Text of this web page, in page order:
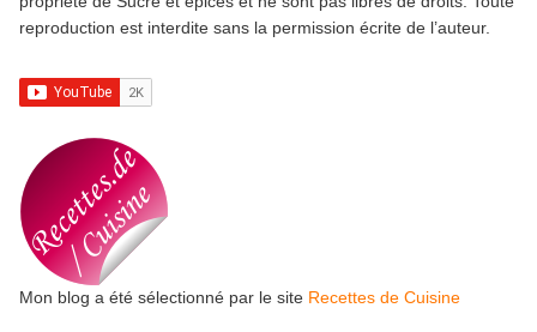
reproduction est interdite sans la permission écrite de l’auteur.
Mon blog a été sélectionné par le site Recettes de Cuisine